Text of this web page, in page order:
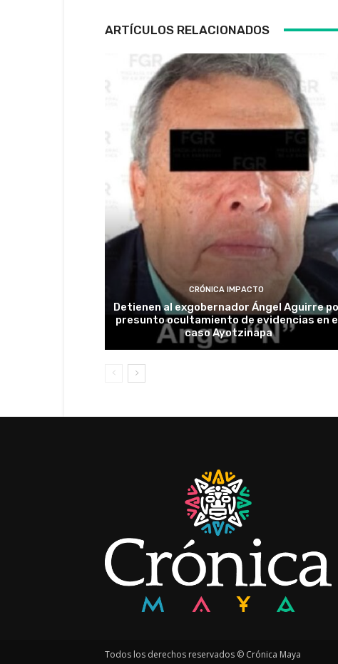
ARTÍCULOS RELACIONADOS
CRÓNICA IMPACTO
Detienen al exgobernador Ángel Aguirre
presunto ocultamiento de evidencias en
caso Ayotzinapa
Todos los derechos reservados © Crónica Maya